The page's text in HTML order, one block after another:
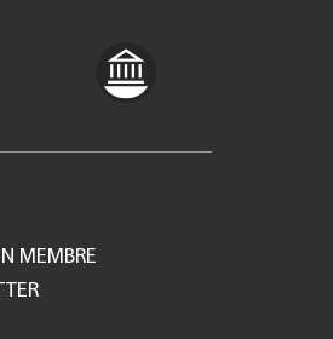
MEMBRE